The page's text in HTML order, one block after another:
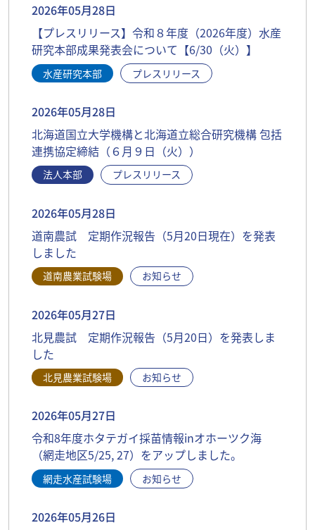
2026年05月28日
【プレスリリース】令和８年度（2026年度）水産
研究本部成果発表会について【6/30（火）】
水産研究本部 プレスリリース
2026年05月28日
北海道国立大学機構と北海道立総合研究機構 包括
連携協定締結（６月９日（火））
法人本部 プレスリリース
2026年05月28日
道南農試 定期作況報告（5月20日現在）を発表
しました
道南農業試験場 お知らせ
2026年05月27日
北見農試 定期作況報告（5月20日）を発表しま
した
北見農業試験場 お知らせ
2026年05月27日
令和8年度ホタテガイ採苗情報inオホーツク海
（網走地区5/25, 27）をアップしました。
網走水産試験場 お知らせ
2026年05月26日